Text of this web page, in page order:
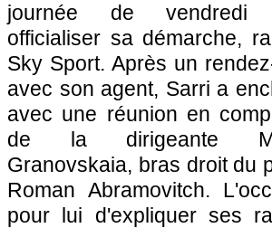
journée de vendredi
officialiser sa démarche,
Sky Sport. Après un
avec son agent, Sarri a
avec une réunion en
de la dirigeante
Granovskaia, bras droit du
Roman Abramovitch.
pour lui d'expliquer ses